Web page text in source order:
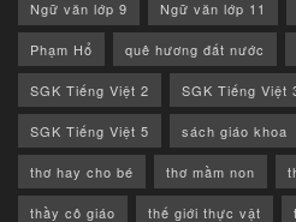
Ngữ văn lớp 9 Ngữ văn lớp 11
Phạm Hổ quê hương đất nước
SGK Tiếng Việt 2 SGK Tiếng Việt
SGK Tiếng Việt 5 sách giáo khoa
thơ hay cho bé thơ mầm non
thầy cô giáo thế giới thực vật